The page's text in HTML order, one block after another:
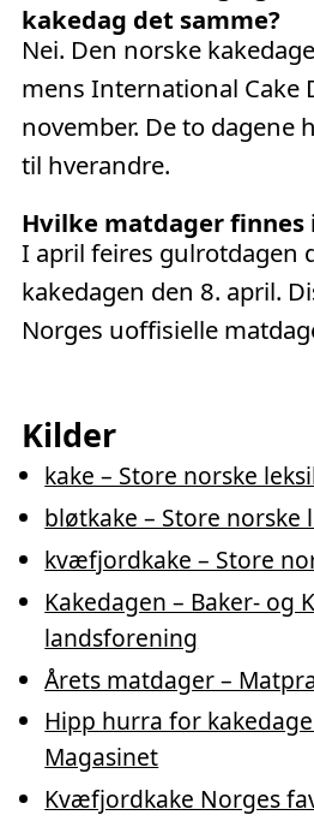
kakedag det samme?
Nei. Den norske
mens International Cake
november. De to dagene
til hverandre.
Hvilke matdager finnes
I april feires gulrotdagen
kakedagen den 8. april.
Norges uoffisielle
Kilder
kake – Store norske
bløtkake – Store norske
kvæfjordkake – Store
Kakedagen – Baker- og
landsforening
Årets matdager –
Hipp hurra for
Magasinet
Kvæfjordkake Norges